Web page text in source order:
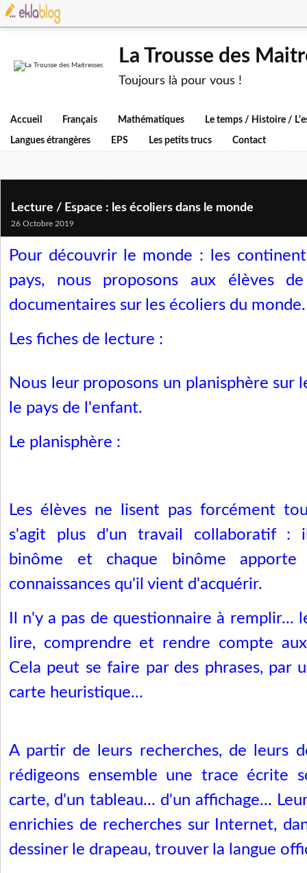
La Trousse des
Toujours là pour vous !
Accueil Français Mathématiques Le temps / Histoire /
Langues étrangères EPS Les petits trucs Contact
Lecture / Espace : les écoliers dans le monde
26 Octobre 2019
Pour découvrir le monde : les
pays, nous proposons aux élèves
documentaires sur les écoliers du monde.
Les fiches de lecture :
Nous leur proposons un planisphère sur
le pays de l'enfant.
Le planisphère :
Les élèves ne lisent pas forcément
s'agit plus d'un travail collaboratif :
binôme et chaque binôme
connaissances qu'il vient d'acquérir.
Il n'y a pas de questionnaire à remplir...
lire, comprendre et rendre compte
Cela peut se faire par des phrases, par
carte heuristique...
A partir de leurs recherches, de leurs
rédigeons ensemble une trace écrite
carte, d'un tableau... d'un affichage...
enrichies de recherches sur Internet,
dessiner le drapeau, trouver la langue